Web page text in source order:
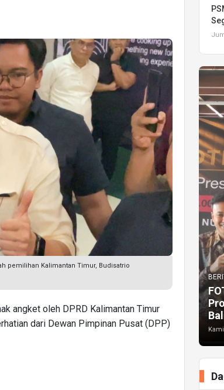
pemilihan Kalimantan Timur, Budisatrio
angket oleh DPRD Kalimantan Timur
dari Dewan Pimpinan Pusat (DPP)